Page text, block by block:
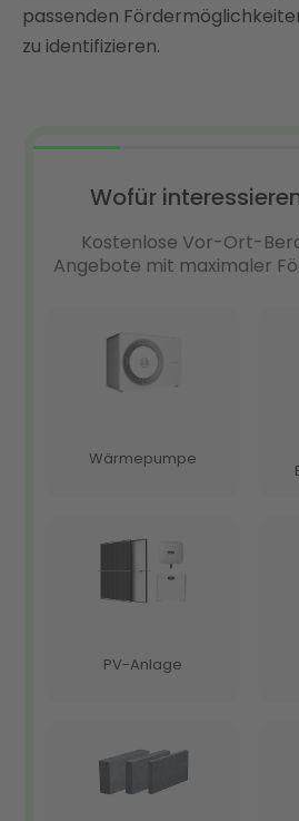
passenden
zu identifizieren.